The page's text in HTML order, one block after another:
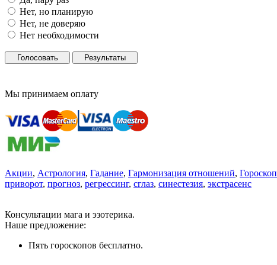
Нет, но планирую
Нет, не доверяю
Нет необходимости
Голосовать Результаты
Мы принимаем оплату
Акции, Астрология, Гадание, Гармонизация отношений, Гороскоп
приворот, прогноз, регрессинг, сглаз, синестезия, экстрасенс
Консультации мага и эзотерика.
Наше предложение:
Пять гороскопов бесплатно.